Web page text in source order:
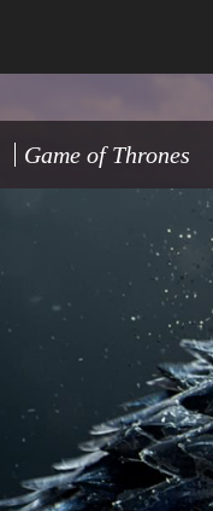
Game of Thrones